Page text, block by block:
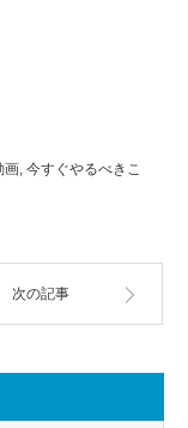
画, 今すぐやるべきこ
次の記事